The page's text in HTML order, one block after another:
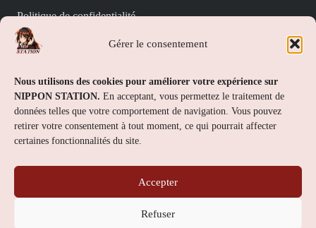
Gérer le consentement
Nous utilisons des cookies pour améliorer votre expérience sur
NIPPON STATION. En acceptant, vous permettez le traitement de
données telles que votre comportement de navigation. Vous pouvez
retirer votre consentement à tout moment, ce qui pourrait affecter
certaines fonctionnalités du site.
Accepter
Refuser
Politique de confidentialité
Politique de cookies (UE)
Nippon Station
À propos
FAQs
Contact